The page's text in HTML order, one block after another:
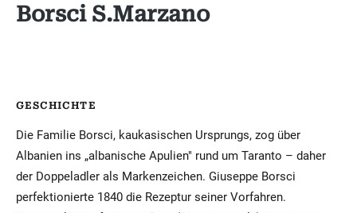
Borsci S.Marzano
GESCHICHTE
Die Familie Borsci, kaukasischen Ursprungs, zog über
Albanien ins „albanische Apulien" rund um Taranto – daher
der Doppeladler als Markenzeichen. Giuseppe Borsci
perfektionierte 1840 die Rezeptur seiner Vorfahren.